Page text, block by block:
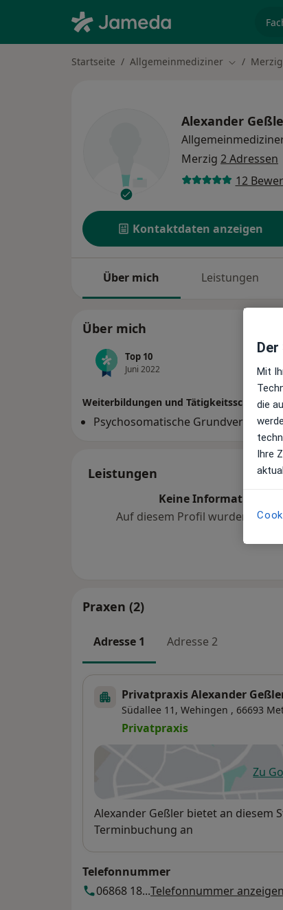
Startseite Allgemeinmediziner Stadt ändern
Merzig
Alexander
Merzig 2 Adressen
12
Kontaktdaten anzeigen
Über mich Leistungen
Über mich
Top 10
Juni 2022
Weiterbildungen und
Psychosomatische
Leistungen
Keine Informationen
Auf diesem Profil wurden noch
Praxen (2)
Adresse 1 Adresse 2
Privatpraxis Alexander
Südallee 11, Wehingen , 66693
Privatpraxis
Zu
Verfügbarkeit
Alexander Geßler bietet an diesem
Terminbuchung an
Telefonnummer
06868 18...Telefonnummer anzeigen
Mit
die
Ihre